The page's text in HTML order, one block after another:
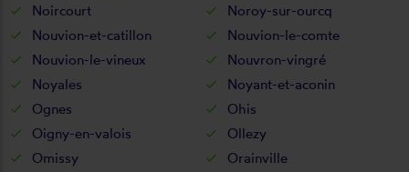
Noircourt
Noroy-sur-ourcq
Nouvion-et-catillon
Nouvion-le-comte
Nouvion-le-vineux
Nouvron-vingré
Noyales
Noyant-et-aconin
Ognes
Ohis
Oigny-en-valois
Ollezy
Omissy
Orainville